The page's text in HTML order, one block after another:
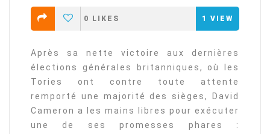
0 LIKES 1 VIEW
Après sa nette victoire aux dernières
élections générales britanniques, où les
Tories ont contre toute attente
remporté une majorité des sièges, David
Cameron a les mains libres pour exécuter
une de ses promesses phares :